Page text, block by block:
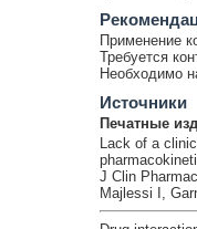
Применение
Требуется
Необходимо
Источники
Печатные
Lack of a
J Clin
Majlessi I,